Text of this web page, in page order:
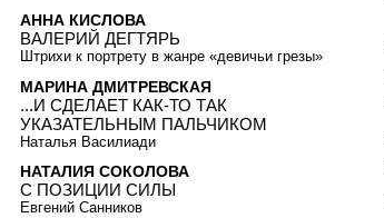
АННА КИСЛОВА
ВАЛЕРИЙ ДЕГТЯРЬ
Штрихи к портрету в жанре «девичьи грезы»
МАРИНА ДМИТРЕВСКАЯ
...И СДЕЛАЕТ КАК-ТО ТАК
УКАЗАТЕЛЬНЫМ ПАЛЬЧИКОМ
Наталья Василиади
НАТАЛИЯ СОКОЛОВА
С ПОЗИЦИИ СИЛЫ
Евгений Санников